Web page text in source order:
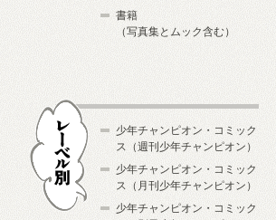
書籍
（写真集とムック含む）
少年チャンピオン・コミック
ス（週刊少年チャンピオン）
少年チャンピオン・コミック
ス（月刊少年チャンピオン）
少年チャンピオン・コミック